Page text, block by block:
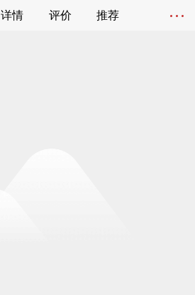
详情 评价 推荐